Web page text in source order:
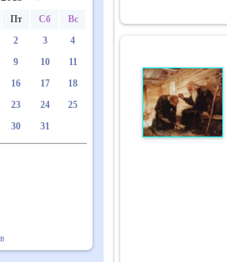
Пт Сб
Вс
2 3
4
9 10
11
16 17
18
23 24
25
30 31